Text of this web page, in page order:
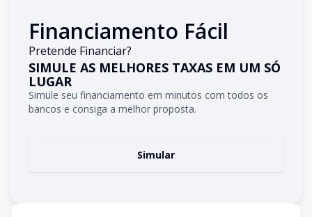
Financiamento Fácil
Pretende Financiar?
SIMULE AS MELHORES TAXAS EM UM SÓ
LUGAR
Simule seu financiamento em minutos com todos os
bancos e consiga a melhor proposta.
Simular